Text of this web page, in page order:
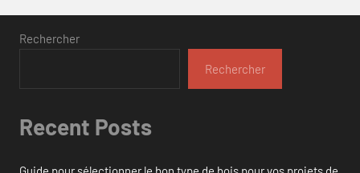
Rechercher
Rechercher
Recent Posts